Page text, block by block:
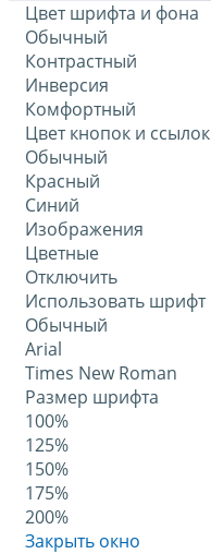
Цвет шрифта и фона
Обычный
Контрастный
Инверсия
Комфортный
Цвет кнопок и ссылок
Обычный
Красный
Синий
Изображения
Цветные
Отключить
Использовать шрифт
Обычный
Arial
Times New Roman
Размер шрифта
100%
125%
150%
175%
200%
Закрыть окно